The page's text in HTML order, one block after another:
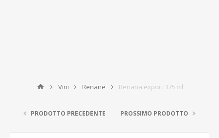
Vini Renane Renana export 375 ml
PRODOTTO PRECEDENTE PROSSIMO PRODOTTO